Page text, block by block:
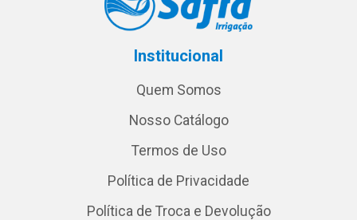
Institucional
Quem Somos
Nosso Catálogo
Termos de Uso
Política de Privacidade
Política de Troca e Devolução